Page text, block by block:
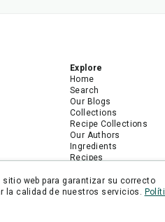
Explore
Home
Search
Our Blogs
Collections
Recipe Collections
Our Authors
Ingredients
Recipes
iPhone App
web para garantizar su correcto
la calidad de nuestros servicios.